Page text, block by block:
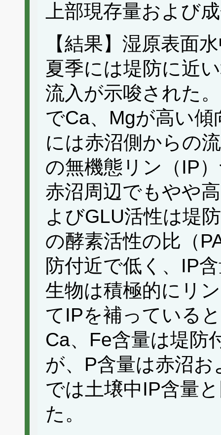
上部現存量および
【結果】湿原表面
夏季には堤防に近
流入が示唆された
でCa、Mgが高い
には赤沼側からの
の無機態リン（IP
赤沼周辺でもやや
よびGLU活性は堤
の酵素活性の比（
防付近で低く、IP
生物は積極的にリ
てIPを補っている
Ca、Fe含量は堤防
が、P含量は赤沼
では土壌中IP含量
た。